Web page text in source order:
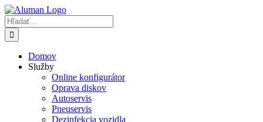
Skip
to
content
Hľadať:
Domov
Služby
Online konfigurátor
Oprava diskov
Autoservis
Pneuservis
Dezinfekcia vozidla